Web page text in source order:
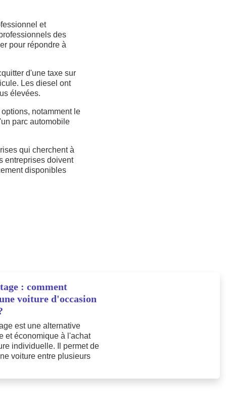
et
des
pour répondre à
d'une taxe sur
Les diesel ont
élevées.
notamment le
parc automobile
qui cherchent à
entreprises doivent
disponibles
: comment
voiture d'occasion
est une alternative
et économique à l'achat
individuelle. Il permet de
voiture entre plusieurs